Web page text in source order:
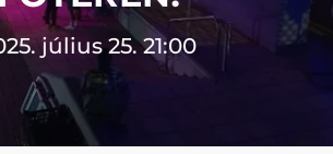
július 25. 21:00